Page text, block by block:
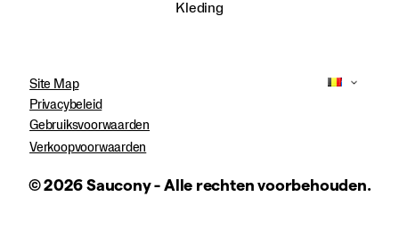
Kleding
Site Map
Privacybeleid
Gebruiksvoorwaarden
Verkoopvoorwaarden
© 2026 Saucony - Alle rechten voorbehouden.